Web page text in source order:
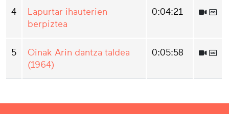
4
Lapurtar ihauterien
berpiztea
0:04:21
5
Oinak Arin dantza taldea
(1964)
0:05:58